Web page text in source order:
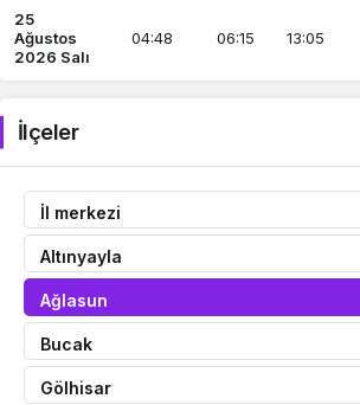
25
Ağustos
2026 Salı
04:48 06:15 13:05
İlçeler
İl merkezi
Altınyayla
Ağlasun
Bucak
Gölhisar